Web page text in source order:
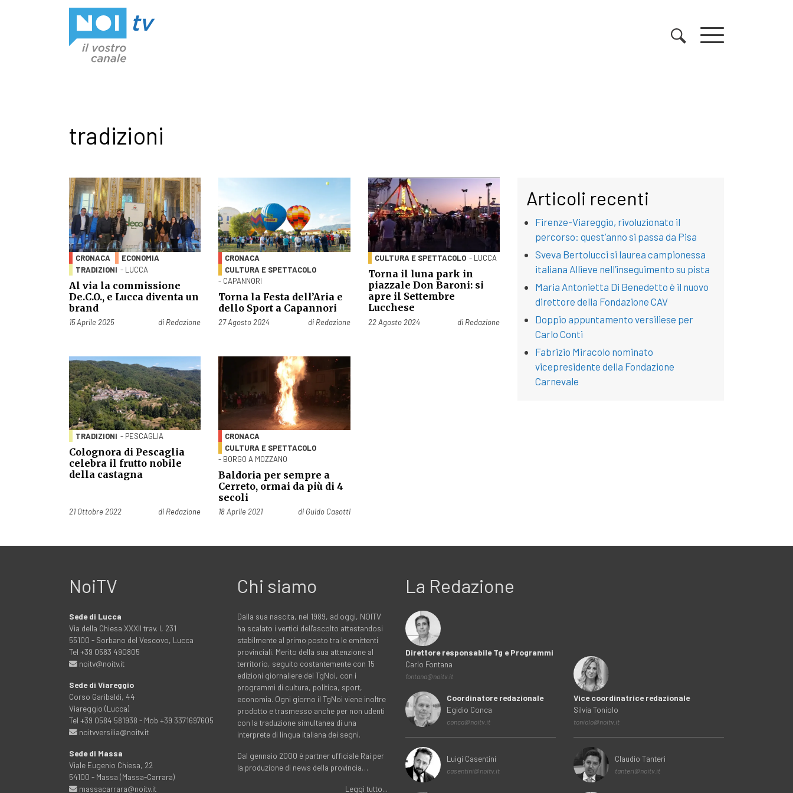
tradizioni
CRONACA
ECONOMIA
TRADIZIONI - LUCCA
Al via la commissione
De.C.O., e Lucca diventa un
brand
Pubblicato il
15 Aprile 2025 di Redazione
CRONACA
CULTURA E SPETTACOLO
- CAPANNORI
Torna la Festa dell’Aria e
dello Sport a Capannori
Pubblicato il
27 Agosto 2024 di Redazione
CULTURA E SPETTACOLO - LUCCA
Torna il luna park in
piazzale Don Baroni: si
apre il Settembre
Lucchese
Pubblicato il
22 Agosto 2024 di Redazione
TRADIZIONI - PESCAGLIA
Colognora di Pescaglia
celebra il frutto nobile
della castagna
Pubblicato il
21 Ottobre 2022 di Redazione
CRONACA
CULTURA E SPETTACOLO
- BORGO A MOZZANO
Baldoria per sempre a
Cerreto, ormai da più di 4
secoli
Pubblicato il
18 Aprile 2021 di Guido Casotti
Articoli recenti
Firenze-Viareggio, rivoluzionato il
percorso: quest’anno si passa da Pisa
Sveva Bertolucci si laurea campionessa
italiana Allieve nell’inseguimento su pista
Maria Antonietta Di Benedetto è il nuovo
direttore della Fondazione CAV
Doppio appuntamento versiliese per
Carlo Conti
Fabrizio Miracolo nominato
vicepresidente della Fondazione
Carnevale
NoiTV
Sede di Lucca
Via della Chiesa XXXII trav. I, 231
55100 - Sorbano del Vescovo, Lucca
Tel +39 0583 490805
noitv@noitv.it
Sede di Viareggio
Corso Garibaldi, 44
Viareggio (Lucca)
Tel +39 0584 581938 - Mob +39 3371697605
noitvversilia@noitv.it
Sede di Massa
Viale Eugenio Chiesa, 22
54100 - Massa (Massa-Carrara)
massacarrara@noitv.it
Chi siamo
Dalla sua nascita, nel 1989, ad oggi, NOITV
ha scalato i vertici dell'ascolto attestandosi
stabilmente al primo posto tra le emittenti
provinciali. Merito della sua attenzione al
territorio, seguito costantemente con 15
edizioni giornaliere del TgNoi, con i
programmi di cultura, politica, sport,
economia. Ogni giorno il TgNoi viene inoltre
prodotto e trasmesso anche per non udenti
con la traduzione simultanea di una
interprete di lingua italiana dei segni.
Dal gennaio 2000 è partner ufficiale Rai per
la produzione di news della provincia…
Leggi tutto...
La Redazione
Direttore responsabile Tg e Programmi
Carlo Fontana
fontana@noitv.it
Coordinatore redazionale
Egidio Conca
conca@noitv.it
Luigi Casentini
casentini@noitv.it
Vice coordinatrice redazionale
Silvia Toniolo
toniolo@noitv.it
Claudio Tanteri
tanteri@noitv.it